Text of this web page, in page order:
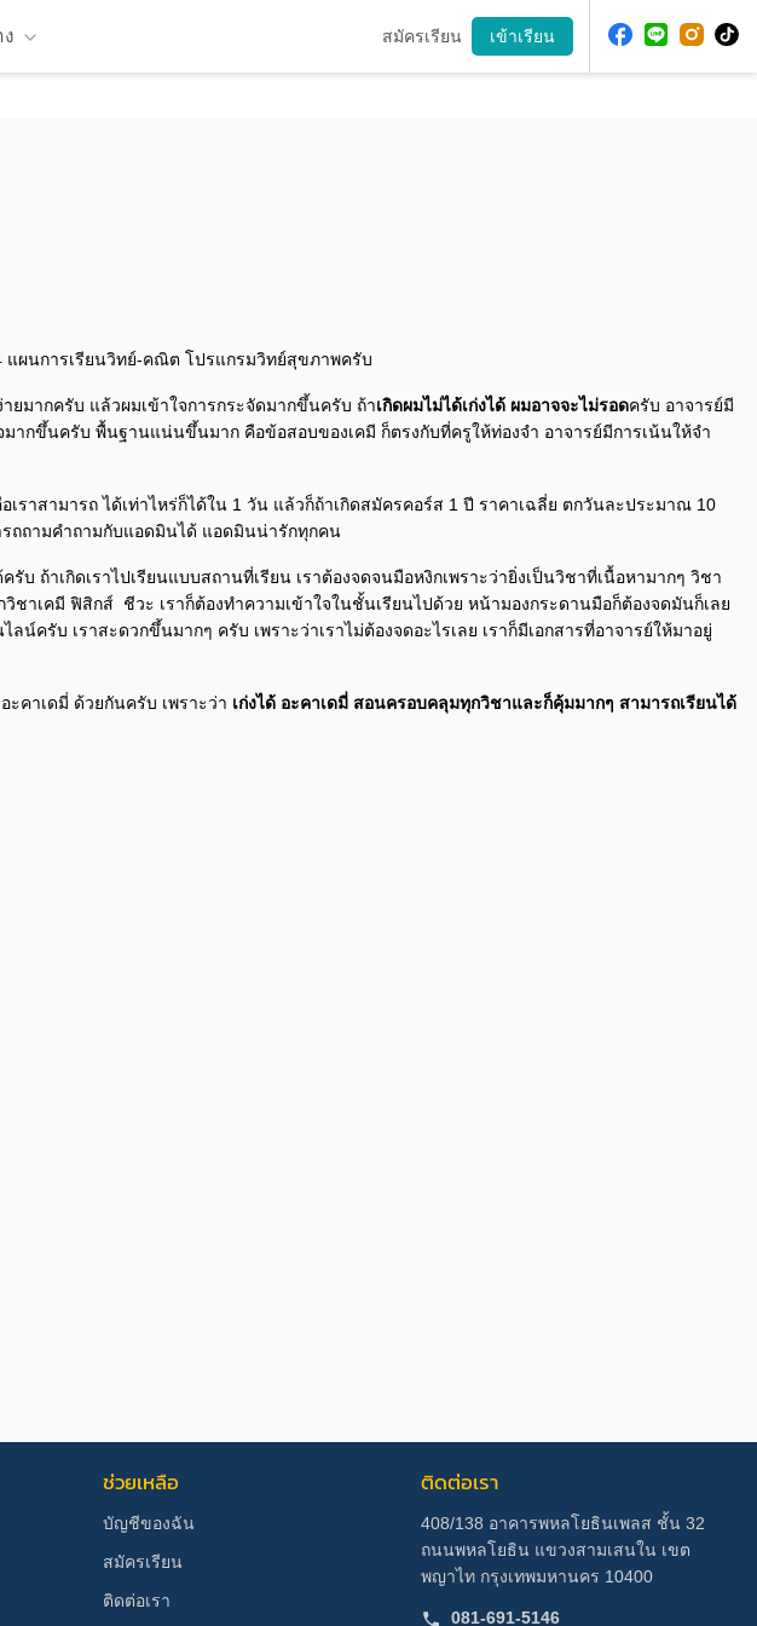
สมัครเรียน เข้าเรียน
ผนการเรียนวิทย์-คณิต โปรแกรมวิทย์สุขภาพครับ
ยมากครับ แล้วผมเข้าใจการกระจัดมากขึ้นครับ ถ้าเกิดผมไม่ได้เก่งได้ ผมอาจจะไม่รอดครับ อาจารย์มี
มากขึ้นครับ พื้นฐานแน่นขึ้นมาก คือข้อสอบของเคมี ก็ตรงกับที่ครูให้ท่องจํา อาจารย์มีการเน้นให้จํา
ราสามารถ ได้เท่าไหร่ก็ได้ใน 1 วัน แล้วก็ถ้าเกิดสมัครคอร์ส 1 ปี ราคาเฉลี่ย ตกวันละประมาณ 10
ถถามคําถามกับแอดมินได้ แอดมินน่ารักทุกคน
บ ถ้าเกิดเราไปเรียนแบบสถานที่เรียน เราต้องจดจนมือหงิกเพราะว่ายิ่งเป็นวิชาที่เนื้อหามากๆ วิชา
ชาเคมี ฟิสิกส์ ชีวะ เราก็ต้องทําความเข้าใจในชั้นเรียนไปด้วย หน้ามองกระดานมือก็ต้องจดมันก็เลย
น์ครับ เราสะดวกขึ้นมากๆ ครับ เพราะว่าเราไม่ต้องจดอะไรเลย เราก็มีเอกสารที่อาจารย์ให้มาอยู่
ะคาเดมี่ ด้วยกันครับ เพราะว่า เก่งได้ อะคาเดมี่ สอนครอบคลุมทุกวิชาและก็คุ้มมากๆ สามารถเรียนได้
ช่วยเหลือ
บัญชีของฉัน
สมัครเรียน
ติดต่อเรา
ติดต่อเรา
408/138 อาคารพหลโยธินเพลส ชั้น 32
ถนนพหลโยธิน แขวงสามเสนใน เขต
พญาไท กรุงเทพมหานคร 10400
081-691-5146